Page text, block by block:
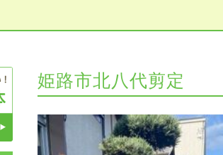
姫路市北八代剪定